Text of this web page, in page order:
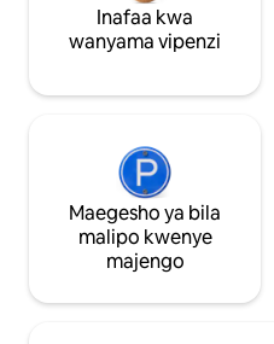
Inafaa kwa
wanyama vipenzi
Maegesho ya bila
malipo kwenye
majengo